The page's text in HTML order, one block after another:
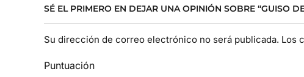
SÉ EL PRIMERO EN DEJAR UNA OPINIÓN SOBRE “GUISO
Su dirección de correo electrónico no será publicada. Los
Puntuación